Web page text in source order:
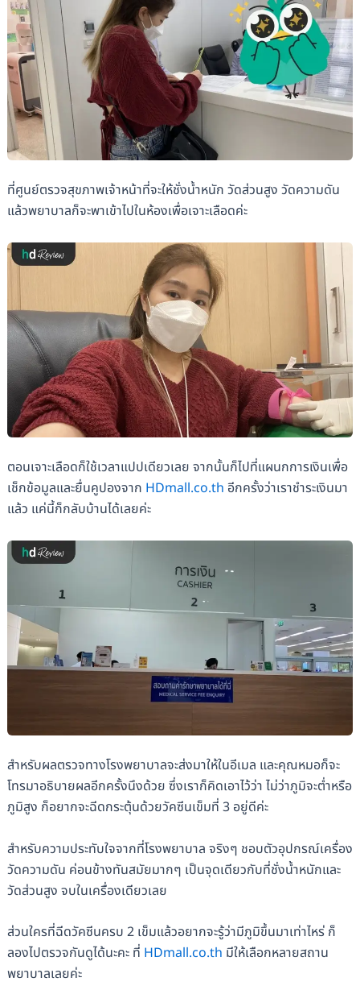
ที่ศูนย์ตรวจสุขภาพเจ้าหน้าที่จะให้ชั่งน้ำหนัก วัดส่วนสูง วัดความดัน
แล้วพยาบาลก็จะพาเข้าไปในห้องเพื่อเจาะเลือดค่ะ
ตอนเจาะเลือดก็ใช้เวลาแปปเดียวเลย จากนั้นก็ไปที่แผนกการเงินเพื่อ
เช็กข้อมูลและยื่นคูปองจาก HDmall.co.th อีกครั้งว่าเราชำระเงินมา
แล้ว แค่นี้ก็กลับบ้านได้เลยค่ะ
สำหรับผลตรวจทางโรงพยาบาลจะส่งมาให้ในอีเมล และคุณหมอก็จะ
โทรมาอธิบายผลอีกครั้งนึงด้วย ซึ่งเราก็คิดเอาไว้ว่า ไม่ว่าภูมิจะต่ำหรือ
ภูมิสูง ก็อยากจะฉีดกระตุ้นด้วยวัคซีนเข็มที่ 3 อยู่ดีค่ะ
สำหรับความประทับใจจากที่โรงพยาบาล จริงๆ ชอบตัวอุปกรณ์เครื่อง
วัดความดัน ค่อนข้างทันสมัยมากๆ เป็นจุดเดียวกับที่ชั่งน้ำหนักและ
วัดส่วนสูง จบในเครื่องเดียวเลย
ส่วนใครที่ฉีดวัคซีนครบ 2 เข็มแล้วอยากจะรู้ว่ามีภูมิขึ้นมาเท่าไหร่ ก็
ลองไปตรวจกันดูได้นะคะ ที่ HDmall.co.th มีให้เลือกหลายสถาน
พยาบาลเลยค่ะ